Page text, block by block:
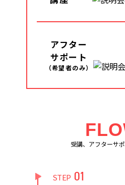
アフター
サポート
（希望者のみ）
受講、アフターサ
STEP 01